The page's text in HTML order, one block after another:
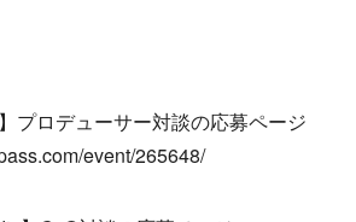
プロデューサー対談の応募ページ
event/265648/